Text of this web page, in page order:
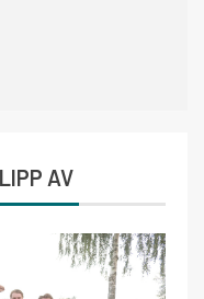
AV